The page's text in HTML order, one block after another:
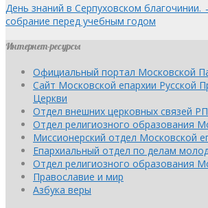
День знаний в Серпуховском благочинии.
собрание перед учебным годом
Интернет-ресурсы
Официальный портал Московской
Сайт Московской епархии Русской
Церкви
Отдел внешних церковных связей
Отдел религиозного образования
Миссионерский отдел Московской
Епархиальный отдел по делам
Отдел религиозного образования
Православие и мир
Азбука веры